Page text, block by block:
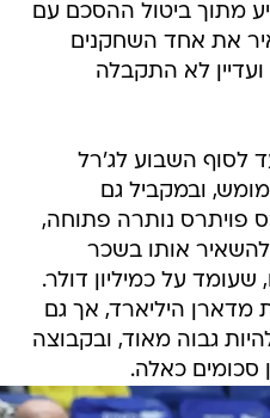
מתוך ביטול ההסכם עם
את אחד השחקנים
לא התקבלה
לסוף השבוע לג'רל
ובמקביל גם
פויתרס נותרה פתוחה,
להשאיר אותו בשכר
על כמיליון דולר.
היליארד, אך גם
גבוה מאוד, ובקבוצה
סכומים כאלה.